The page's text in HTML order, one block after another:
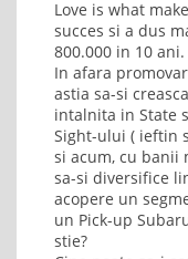
Love is what
succes si a dus
800.000 in 10 ani.
In afara
astia sa-si
intalnita in State
Sight-ului ( ieftin
si acum, cu banii
sa-si diversifice
acopere un
un Pick-up
stie?